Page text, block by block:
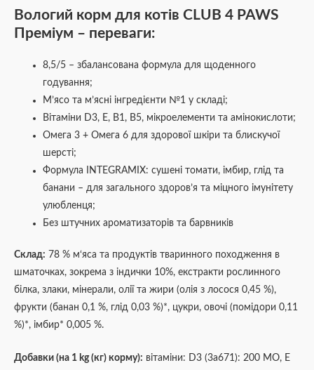
Вологий корм для котів CLUB 4 PAWS
Преміум – переваги:
8,5/5 – збалансована формула для щоденного
годування;
М’ясо та м’ясні інгредієнти №1 у складі;
Вітаміни D3, E, B1, B5, мікроелементи та амінокислоти;
Омега 3 + Омега 6 для здорової шкіри та блискучої
шерсті;
Формула ІNTEGRAMIX: сушені томати, імбир, глід та
банани – для загального здоров’я та міцного імунітету
улюбленця;
Без штучних ароматизаторів та барвників
Склад: 78 % м‘яса та продуктів тваринного походження в
шматочках, зокрема з індички 10%, екстракти рослинного
білка, злаки, мінерали, олії та жири (олія з лосося 0,45 %),
фрукти (банан 0,1 %, глід 0,03 %)*, цукри, овочі (помідори 0,11
%)*, імбир* 0,005 %.
Добавки (на 1 kg (кг) корму): вітаміни: D3 (3а671): 200 МО, Е